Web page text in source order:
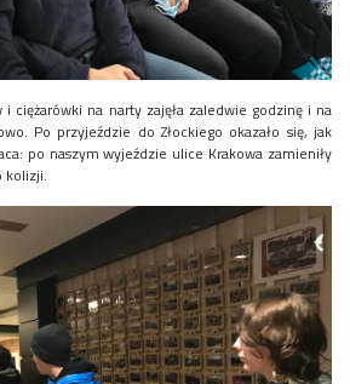
ciężarówki na narty zajęła zaledwie godzinę i na
Po przyjeździe do Złockiego okazało się, jak
po naszym wyjeździe ulice Krakowa zamieniły
kolizji.